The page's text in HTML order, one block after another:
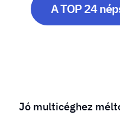
A TOP 24
Kötődésem a